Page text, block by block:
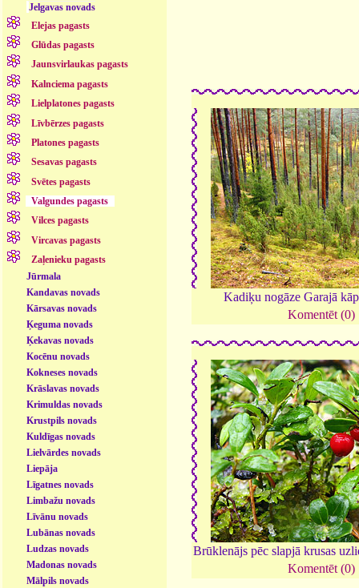
Jelgavas novads
Elejas pagasts
Glūdas pagasts
Jaunsvirlaukas pagasts
Kalnciema pagasts
Lielplatones pagasts
Līvbērzes pagasts
Platones pagasts
Sesavas pagasts
Svētes pagasts
Valgundes pagasts
Vilces pagasts
Vircavas pagasts
Zaļenieku pagasts
Jūrmala
Kandavas novads
Kārsavas novads
Ķeguma novads
Ķekavas novads
Kocēnu novads
Kokneses novads
Krāslavas novads
Krimuldas novads
Krustpils novads
Kuldīgas novads
Lielvārdes novads
Liepāja
Līgatnes novads
Limbažu novads
Līvānu novads
Lubānas novads
Ludzas novads
Madonas novads
Mālpils novads
Kadiķu nogāze Garajā
Komentēt (0)
Brūklenājs pēc slapjā krusas
Komentēt (0)